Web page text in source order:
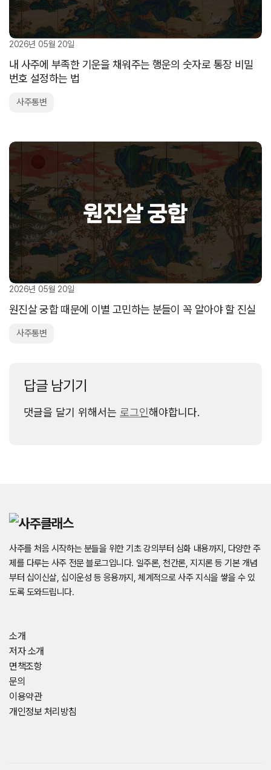
2026년 05월 20일
내 사주에 부족한 기운을 채워주는 행운의 숫자로 통장 비밀
번호 설정하는 법
사주통변
2026년 05월 20일
원진살 궁합 때문에 이별 고민하는 분들이 꼭 알아야 할 진실
사주통변
답글 남기기
댓글을 달기 위해서는 로그인해야합니다.
사주를 처음 시작하는 분들을 위한 기초 강의부터 심화 내용까지, 다양한 주
제를 다루는 사주 전문 블로그입니다. 일주론, 천간론, 지지론 등 기본 개념
부터 십이신살, 십이운성 등 응용까지, 체계적으로 사주 지식을 쌓을 수 있
도록 도와드립니다.
소개
저자 소개
면책조항
문의
이용약관
개인정보 처리방침